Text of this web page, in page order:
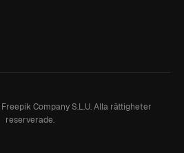
Freepik Company S.L.U.Alla rättigheter
reserverade.